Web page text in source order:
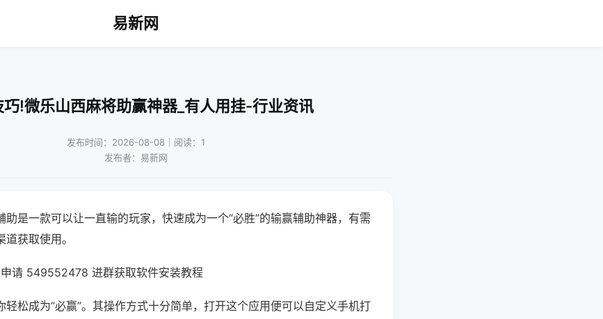
易新网
巧!微乐山西麻将助赢神器_有人用挂-行业资讯
发布时间：2026-08-08｜阅读：1
发布者：易新网
助是一款可以让一直输的玩家，快速成为一个“必胜”的输赢辅助神器，有需
获取使用。
请 549552478 进群获取软件安装教程
轻松成为“必赢”。其操作方式十分简单，打开这个应用便可以自定义手机打